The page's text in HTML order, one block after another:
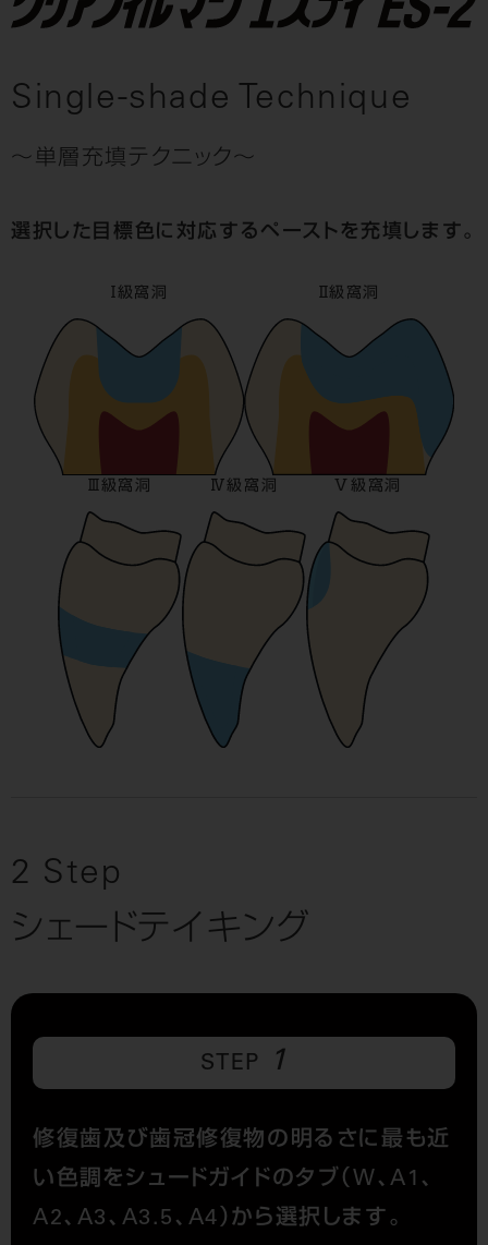
Single-shade Technique
～単層充填テクニック～
選択した目標色に対応するペーストを充填します。
Ⅰ級窩洞 Ⅱ級窩洞
Ⅲ級窩洞 Ⅳ級窩洞 Ⅴ級窩洞
2 Step
シェードテイキング
STEP 1
修復歯及び歯冠修復物の明るさに最も近
い色調をシュードガイドのタブ（W、A1、
A2、A3、A3.5、A4）から選択します。